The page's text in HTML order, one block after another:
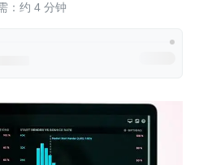
：约 4 分钟